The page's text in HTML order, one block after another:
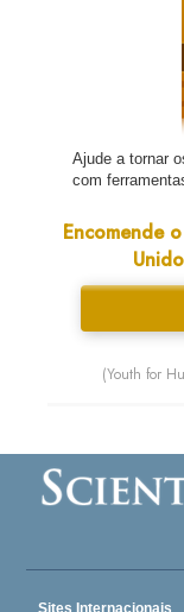
Ajude a tornar
com
Encomende
(Youth for
Sites Internacionais